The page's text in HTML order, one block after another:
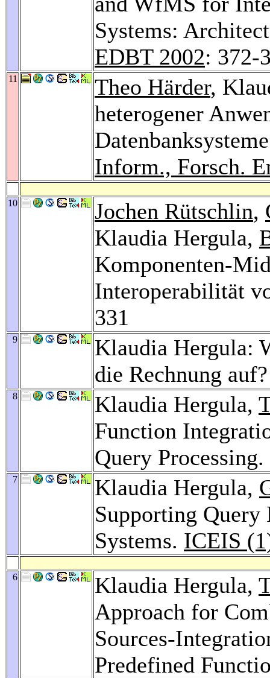
Systems:
EDBT 2002: 372-
11 Theo Härder,
heterogener
Inform., Forsch.
10 Jochen Rütschlin,
Klaudia Hergula,
Komponenten-
Interoperabilität
331
9
Klaudia Hergula:
die Rechnung
8 Klaudia Hergula,
Function
Query Processing.
7 Klaudia Hergula,
Supporting Query
Systems. ICEIS
6 Klaudia Hergula,
Approach for
Sources-
Predefined